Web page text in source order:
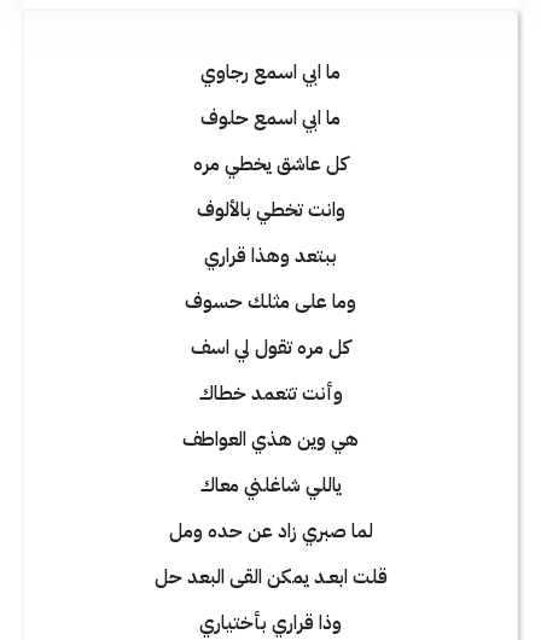
ما ابي اسمع رجاوي
ما ابي اسمع حلوف
كل عاشق يخطي مره
وانت تخطي بالألوف
ببتعد وهذا قراري
وما على مثلك حسوف
كل مره تقول لي اسف
وأنت تتعمد خطاك
هي وين هذي العواطف
ياللي شاغلني معاك
لما صبري زاد عن حده ومل
قلت ابعـد يمكن القى البعد حل
وذا قراري بأختياري